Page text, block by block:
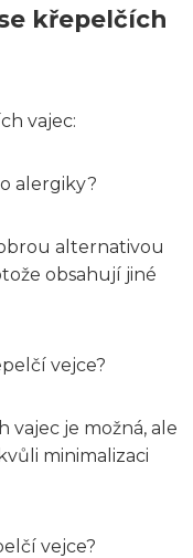
křepelčích
vajec:
alergiky?
alternativou
obsahují jiné
vejce?
vajec je možná, ale
minimalizaci
vejce?